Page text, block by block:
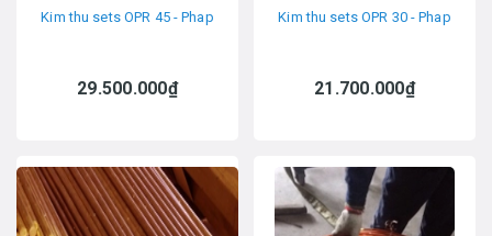
Kim thu sets OPR 45 - Phap
29.500.000₫
Kim thu sets OPR 30 - Phap
21.700.000₫